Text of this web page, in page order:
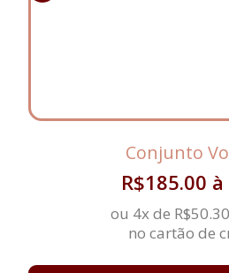
Conjunto
R$185.00
ou 4x de R$50.30
no cartão de